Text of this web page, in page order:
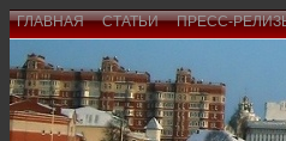
ГЛАВНАЯ СТАТЬИ ПРЕСС-